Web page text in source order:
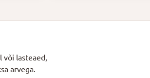
või lasteaed,
arvega.